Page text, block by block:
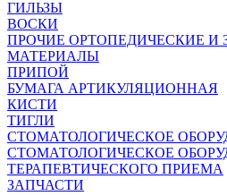
ГИЛЬЗЫ
ВОСКИ
ПРОЧИЕ ОРТОПЕДИЧЕСКИЕ И
МАТЕРИАЛЫ
ПРИПОЙ
БУМАГА АРТИКУЛЯЦИОННАЯ
КИСТИ
ТИГЛИ
СТОМАТОЛОГИЧЕСКОЕ
СТОМАТОЛОГИЧЕСКОЕ
ТЕРАПЕВТИЧЕСКОГО ПРИЕМА
ЗАПЧАСТИ